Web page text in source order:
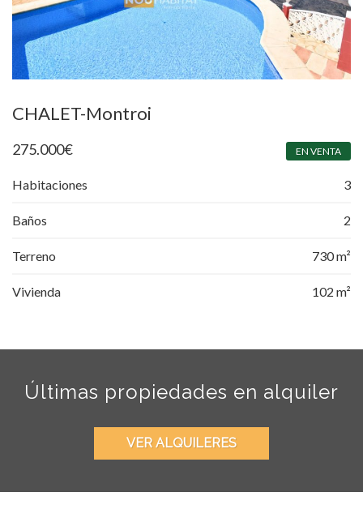
CHALET-Montroi
275.000€ EN VENTA
Habitaciones 3
Baños 2
Terreno 730 m²
Vivienda 102 m²
Últimas propiedades en alquiler
VER ALQUILERES